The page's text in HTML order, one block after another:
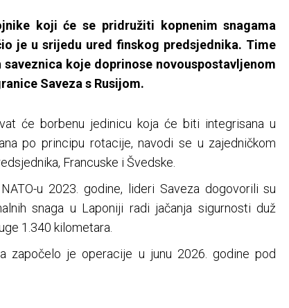
koji će se pridružiti kopnenim snagama
je u srijedu ured finskog predsjednika. Time
koje doprinose novouspostavljenom
Saveza s Rusijom.
će borbenu jedinicu koja će biti integrisana u
po principu rotacije, navodi se u zajedničkom
Francuske i Švedske.
u 2023. godine, lideri Saveza dogovorili su
snaga u Laponiji radi jačanja sigurnosti duž
1.340 kilometara.
započelo je operacije u junu 2026. godine pod